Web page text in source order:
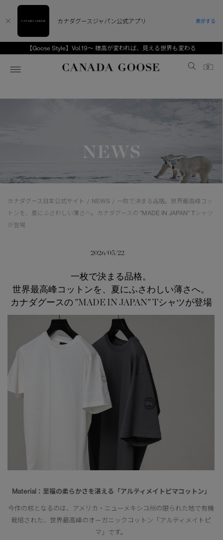
】Vol.19～ 標高が変われば、見える世界も変わる CANADA
Canada Goose
0
ディスカバー
新着アイテム
サマー 26 コレクションLOOK
スノーグース
メイドインジャパンTシャツ
アウターウェア
アパレル
アクセサリー
新着アイテム
サマー 26 コレクションLOOK
スノーグース
メイドインジャパンTシャツ
アウターウェア
アパレル
アクセサリー
ベビー（0‐24ヵ月)
コレクション
CANADA GOOSE Generationsは、アウター
詳しく見る
下取り申請
NEWS
カナダグース日本公式サイト / NEWS / 一枚で決まる品格。世界最高峰コッ
トンを、夏にふさわしい薄さへ。カナダグースの "MADE IN JAPAN" Tシャツ
が登場
2026/05/22
一枚で決まる品格。
世界最高峰コットンを、夏にふさわしい薄さへ。
カナダグースの "MADE IN JAPAN" Tシャツが登場
Material：至福の柔らかさを湛える「アルティメイトピマコットン」
今作の核となるのは、アメリカ・ニューメキシコ州の限られた地で有機
栽培された、世界最高峰のオーガニックコットン「アルティメイトピ
マ」です。
カナダグースジャパン公式アプリ 表示する